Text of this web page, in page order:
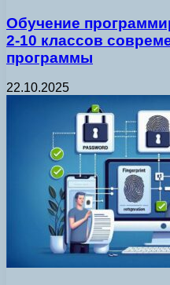
Обучение
2-10 классов
программы
22.10.2025